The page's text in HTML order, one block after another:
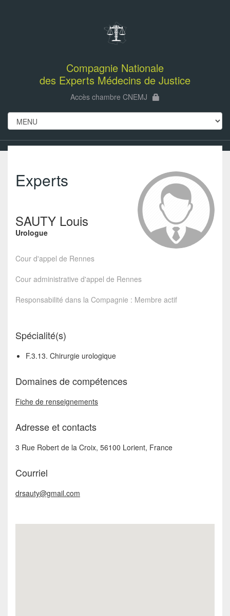
Compagnie Nationale
des Experts Médecins de Justice
Accès chambre CNEMJ
Experts
SAUTY Louis
Urologue
Cour d'appel de Rennes
Cour administrative d'appel de Rennes
Responsabilité dans la Compagnie : Membre actif
Spécialité(s)
F.3.13. Chirurgie urologique
Domaines de compétences
Fiche de renseignements
Adresse et contacts
3 Rue Robert de la Croix, 56100 Lorient, France
Courriel
drsauty@gmail.com